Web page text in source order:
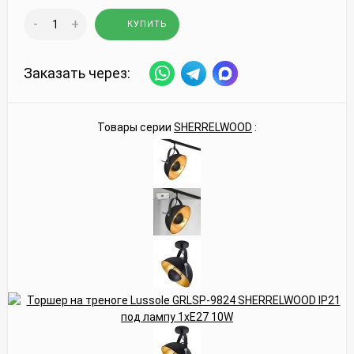
- + КУПИТЬ
Заказать через:
Товары серии SHERRELWOOD :